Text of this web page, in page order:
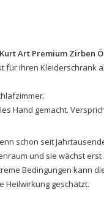
Art Premium Zirben
für ihren Kleiderschrank
Hand gemacht.
schon seit
und sie wächst erst
Bedingungen kann
Heilwirkung geschätzt.